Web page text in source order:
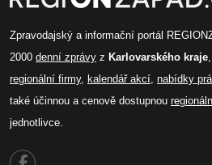
Zpravodajský a informační portál
2000 denní zprávy z Karlovarského kraje
regionální firmy, kalendář akcí nabídky
také účinnou a cenově dostupnou
jednotlivce.